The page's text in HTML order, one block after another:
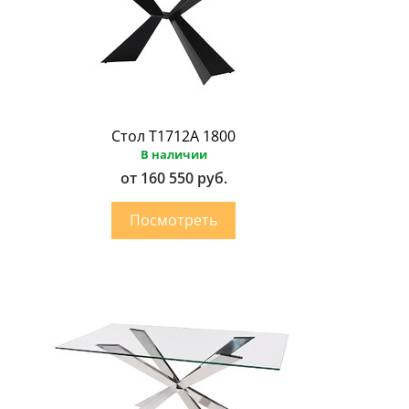
Стол T1712A 1800
В наличии
от 160 550 руб.